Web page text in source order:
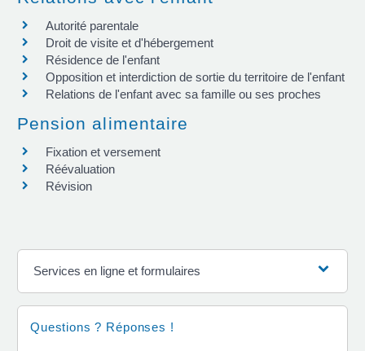
Autorité parentale
Droit de visite et d'hébergement
Résidence de l'enfant
Opposition et interdiction de sortie du territoire de l'enfant
Relations de l'enfant avec sa famille ou ses proches
Pension alimentaire
Fixation et versement
Réévaluation
Révision
Services en ligne et formulaires
Questions ? Réponses !